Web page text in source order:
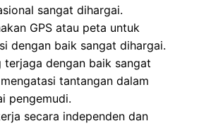
sangat dihargai.
GPS atau peta untuk
dengan baik sangat dihargai.
terjaga dengan baik sangat
tantangan dalam
pengemudi.
secara independen dan